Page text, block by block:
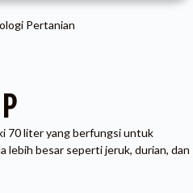
Pertanian
70 liter yang berfungsi untuk
lebih besar seperti jeruk, durian, dan